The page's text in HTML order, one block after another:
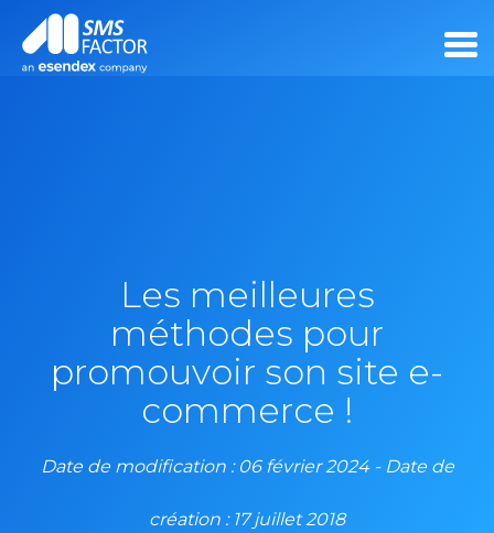
Les meilleures
méthodes pour
promouvoir son site e-
commerce !
Date de modification : 06 février 2024 - Date de
création : 17 juillet 2018